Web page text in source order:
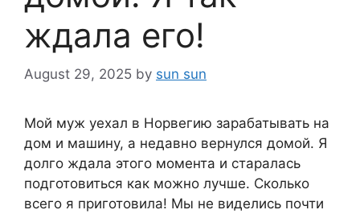
ждала его!
August 29, 2025 by sun sun
Мой муж уехал в Норвегию зарабатывать на
дом и машину, а недавно вернулся домой. Я
долго ждала этого момента и старалась
подготовиться как можно лучше. Сколько
всего я приготовила! Мы не виделись почти